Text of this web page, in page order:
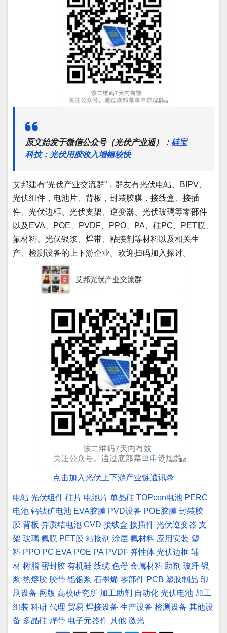
原文始发于微信公众号（光伏产业通）： 硅宝
科技：光伏用胶收入增幅较快
艾邦建有“光伏产业交流群”，群友有光伏电站、BIPV、
光伏组件，电池片、背板，封装胶膜，接线盒、接插
件、光伏边框、光伏支架、逆变器、光伏玻璃等零部件
以及EVA、POE、PVDF、PPO、PA、硅PC、PET膜、
氟材料、光伏银浆、焊带、粘接剂等材料以及相关生
产、检测设备的上下游企业。欢迎扫码加入探讨。
点击加入光伏上下游产业链通讯录
电站 光伏组件 硅片 电池片 单晶硅 TOPcon电池 PERC
电池 钙钛矿电池 EVA胶膜 PVD设备 POE胶膜 封装胶
膜 背板 异质结电池 CVD 接线盒 接插件 光伏逆变器 支
架 玻璃 氟膜 PET膜 粘接剂 涂层 氟材料 应用安装 塑
料 PPO PC EVA POE PA PVDF 弹性体 光伏边框 辅
材 树脂 密封胶 有机硅 线缆 色母 金属材料 助剂 玻纤 银
浆 热熔胶 胶带 铝银浆 石墨烯 零部件 PCB 塑胶制品 印
刷设备 网版 高校研究所 加工助剂 自动化 光伏电池 加工
组装 科研 代理 贸易 焊接设备 生产设备 检测设备 其他设
备 多晶硅 焊带 电子元器件 其他 激光